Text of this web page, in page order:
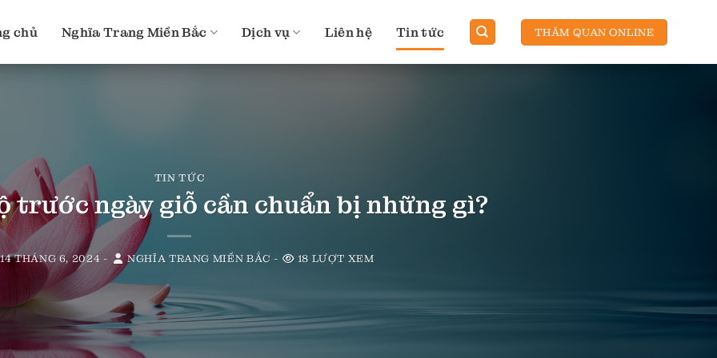
chủ Nghĩa Trang Miền Bắc Dịch vụ Liên hệ Tin tức THĂM QUAN ONLINE
TIN TỨC
trước ngày giỗ cần chuẩn bị những gì?
14 THÁNG 6, 2024 - NGHĨA TRANG MIỀN BẮC - 18 LƯỢT XEM